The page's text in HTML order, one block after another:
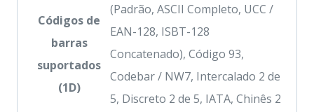
Códigos de
barras
suportados
(1D)
(Padrão, ASCII Completo, UCC /
EAN-128, ISBT-128
Concatenado), Código 93,
Codebar / NW7, Intercalado 2 de
5, Discreto 2 de 5, IATA, Chinês 2